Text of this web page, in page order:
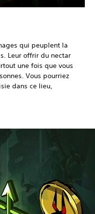
qui peuplent la
Leur offrir du nectar
une fois que vous
Vous pourriez
dans ce lieu,